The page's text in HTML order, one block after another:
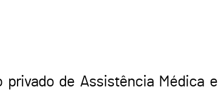
privado de Assistência Médica e